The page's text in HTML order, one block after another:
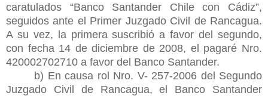
caratulados “Banco Santander Chile con Cádiz”,
seguidos ante el Primer Juzgado Civil de Rancagua.
A su vez, la primera suscribió a favor del segundo,
con fecha 14 de diciembre de 2008, el pagaré Nro.
420002702710 a favor del Banco Santander.
b) En causa rol Nro. V- 257-2006 del Segundo
Juzgado Civil de Rancagua, el Banco Santander